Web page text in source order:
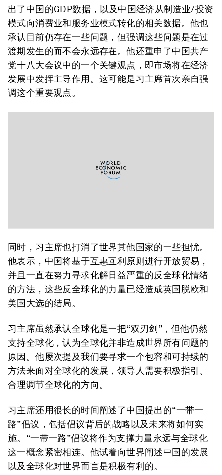
出了中国的GDP数据，以及中国经济从制造业/投资
模式向消费业和服务业模式转化的相关数据。他也
承认目前仍存在一些问题，但强调这些问题是在过
渡期发生的而不会永远存在。他还重申了中国共产
党十八大会议中的一个关键观点，即市场将在经济
发展中发挥主导作用。这可能是习主席首次亲自强
调这个重要观点。
同时，习主席也打消了世界其他国家的一些担忧。
他表示，中国将基于互惠互利原则进行开放贸易，
并且一直在努力寻求化解日益严重的反全球化情绪
的方法，这些反全球化的力量已经造成英国脱欧和
美国大选的结局。
习主席虽然承认全球化是一把“双刃剑”，但他仍然
支持全球化，认为全球化并非造成世界所有问题的
原因。他屡次提及我们要寻求一个包容和可持续的
方法来面对全球化的发展，领导人需要积极指引、
合理调节全球化的方向。
习主席还用很长的时间阐述了中国提出的“一带一
路”倡议，包括倡议背后的战略以及未来将如何实
施。“一带一路”倡议将作为支撑力量永远与全球化
这一概念紧密相连。他试着向世界阐述中国的发展
以及全球化对世界而言是积极有利的。